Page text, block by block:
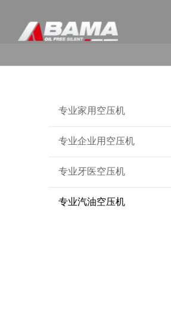
专业家用空压机
专业企业用空压机
专业牙医空压机
专业汽油空压机